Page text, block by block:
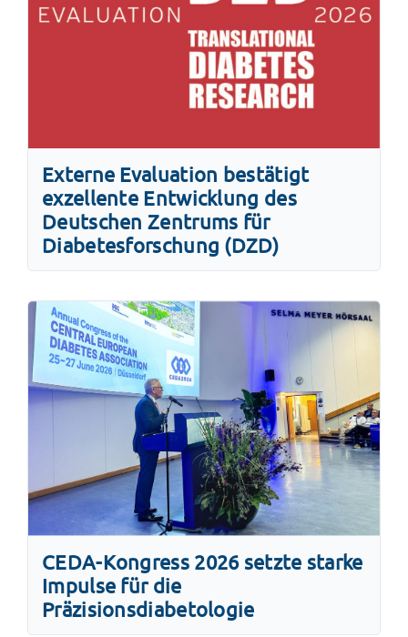
Externe Evaluation bestätigt
exzellente Entwicklung des
Deutschen Zentrums für
Diabetesforschung (DZD)
CEDA-Kongress 2026 setzte starke
Impulse für die
Präzisionsdiabetologie